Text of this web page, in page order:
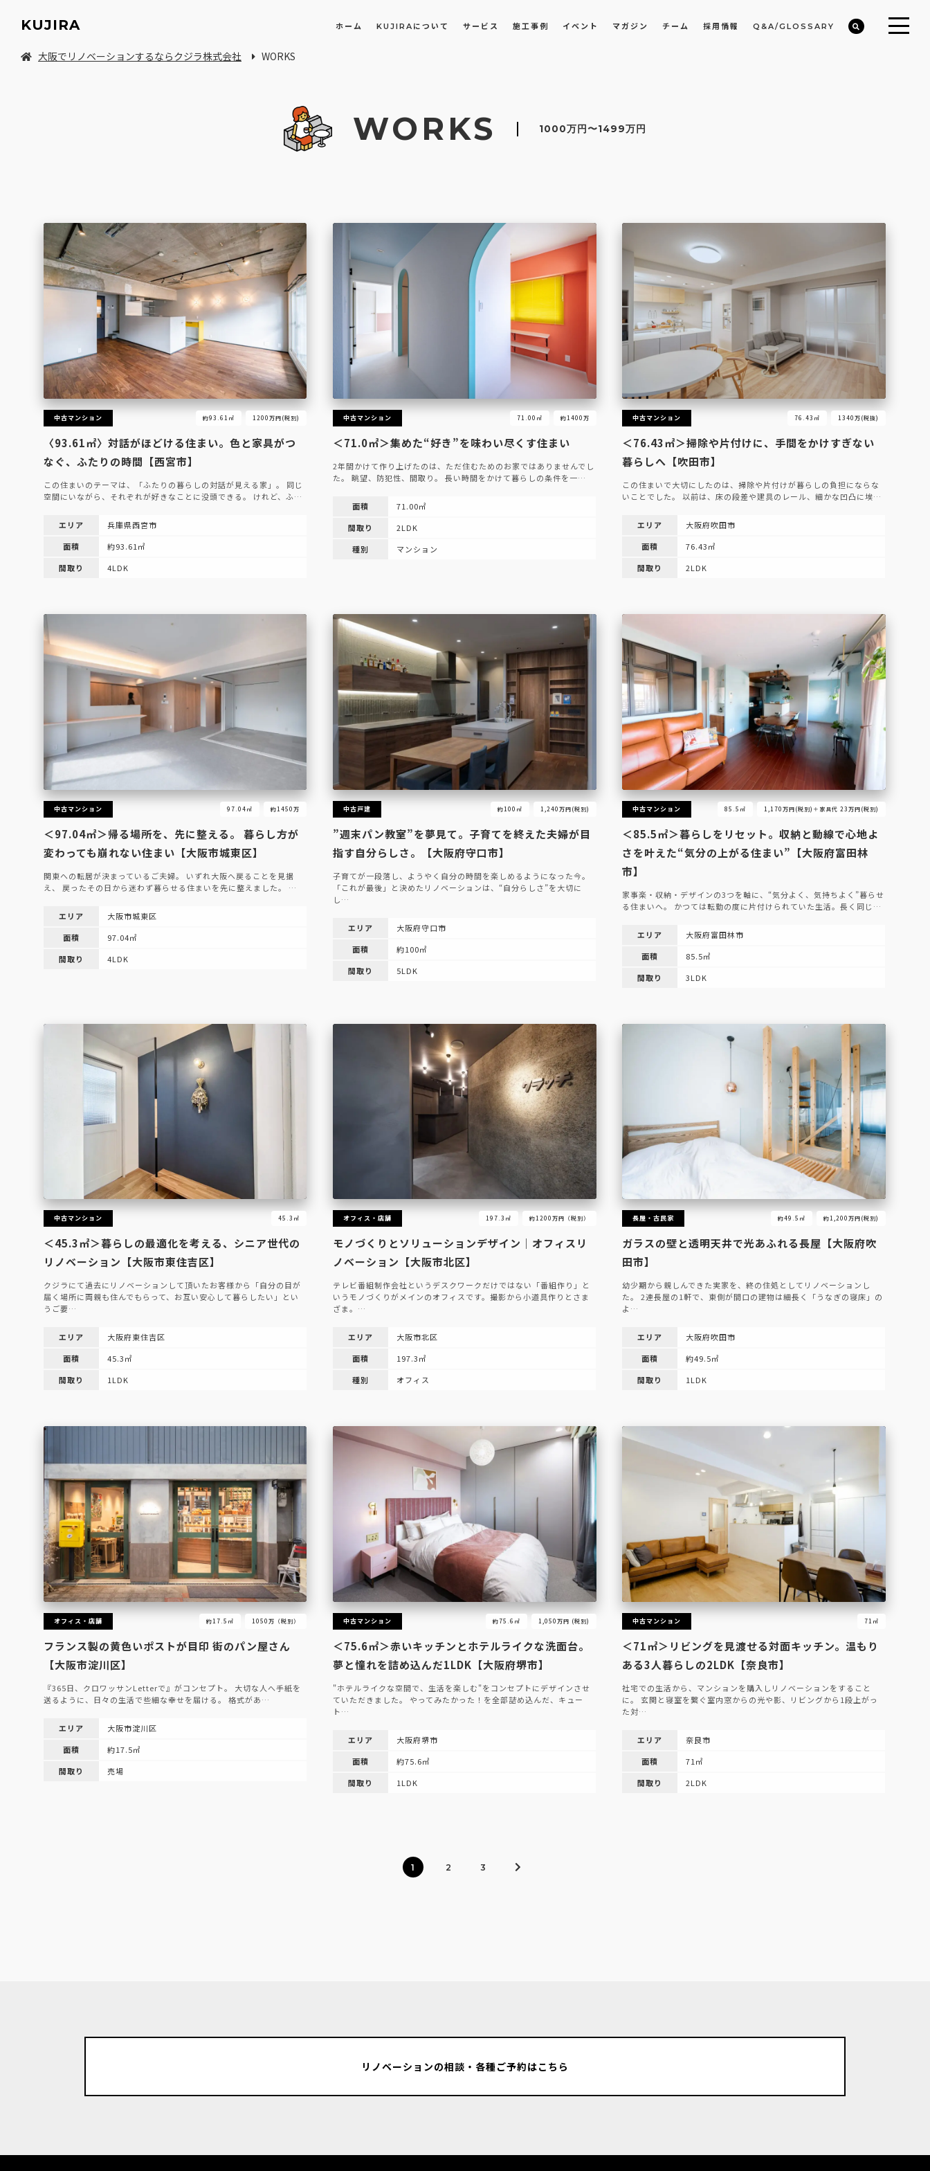
KUJIRA ホーム KUJIRAについて サービス 施工事例 イベント マガジン チーム 採用情報 Q&A/GLOSSARY
大阪でリノベーションするならクジラ株式会社 WORKS
WORKS 1000万円〜1499万円
中古マンション 約93.61㎡ 1200万円(税別)
〈93.61㎡〉対話がほどける住まい。色と家具がつ
なぐ、ふたりの時間【西宮市】
この住まいのテーマは、「ふたりの暮らしの対話が見える家」。 同じ
空間にいながら、それぞれが好きなことに没頭できる。 けれど、ふ…
エリア
兵庫県西宮市
面積
約93.61㎡
間取り
4LDK
中古マンション 71.00㎡ 約1400万
＜71.0㎡＞集めた“好き”を味わい尽くす住まい
2年間かけて作り上げたのは、ただ住むためのお家ではありませんでし
た。 眺望、防犯性、間取り。 長い時間をかけて暮らしの条件を一…
面積
71.00㎡
間取り
2LDK
種別
マンション
中古マンション 76.43㎡ 1340万(税抜)
＜76.43㎡＞掃除や片付けに、手間をかけすぎない
暮らしへ【吹田市】
この住まいで大切にしたのは、掃除や片付けが暮らしの負担にならな
いことでした。 以前は、床の段差や建具のレール、細かな凹凸に埃…
エリア
大阪府吹田市
面積
76.43㎡
間取り
2LDK
中古マンション 97.04㎡ 約1450万
＜97.04㎡＞帰る場所を、先に整える。 暮らし方が
変わっても崩れない住まい【大阪市城東区】
関東への転居が決まっているご夫婦。 いずれ大阪へ戻ることを見据
え、 戻ったその日から迷わず暮らせる住まいを先に整えました。 …
エリア
大阪市城東区
面積
97.04㎡
間取り
4LDK
中古戸建 約100㎡ 1,240万円(税別)
”週末パン教室”を夢見て。子育てを終えた夫婦が目
指す自分らしさ。【大阪府守口市】
子育てが一段落し、ようやく自分の時間を楽しめるようになった今。
「これが最後」と決めたリノベーションは、“自分らしさ”を大切に
し…
エリア
大阪府守口市
面積
約100㎡
間取り
5LDK
中古マンション 85.5㎡ 1,170万円(税別)＋家具代 23万円(税別)
＜85.5㎡＞暮らしをリセット。収納と動線で心地よ
さを叶えた“気分の上がる住まい”【大阪府富田林
市】
家事楽・収納・デザインの3つを軸に、“気分よく、気持ちよく”暮らせ
る住まいへ。 かつては転勤の度に片付けられていた生活。長く同じ…
エリア
大阪府富田林市
面積
85.5㎡
間取り
3LDK
中古マンション 45.3㎡
＜45.3㎡＞暮らしの最適化を考える、シニア世代の
リノベーション【大阪市東住吉区】
クジラにて過去にリノベーションして頂いたお客様から「自分の目が
届く場所に両親も住んでもらって、お互い安心して暮らしたい」とい
うご要…
エリア
大阪府東住吉区
面積
45.3㎡
間取り
1LDK
オフィス・店舗 197.3㎡ 約1200万円（税別）
モノづくりとソリューションデザイン｜オフィスリ
ノベーション【大阪市北区】
テレビ番組制作会社というデスクワークだけではない「番組作り」と
いうモノづくりがメインのオフィスです。撮影から小道具作りとさま
ざま。…
エリア
大阪市北区
面積
197.3㎡
種別
オフィス
長屋・古民家 約49.5㎡ 約1,200万円(税別)
ガラスの壁と透明天井で光あふれる長屋【大阪府吹
田市】
幼少期から親しんできた実家を、終の住処としてリノベーションし
た。 2連長屋の1軒で、東側が間口の建物は細長く「うなぎの寝床」の
よ…
エリア
大阪府吹田市
面積
約49.5㎡
間取り
1LDK
オフィス・店舗 約17.5㎡ 1050万（税別）
フランス製の黄色いポストが目印 街のパン屋さん
【大阪市淀川区】
『365日、クロワッサンLetterで』がコンセプト。 大切な人へ手紙を
送るように、日々の生活で些細な幸せを届ける。 格式があ…
エリア
大阪市淀川区
面積
約17.5㎡
間取り
売場
中古マンション 約75.6㎡ 1,050万円 (税別)
＜75.6㎡＞赤いキッチンとホテルライクな洗面台。
夢と憧れを詰め込んだ1LDK【大阪府堺市】
"ホテルライクな空間で、生活を楽しむ"をコンセプトにデザインさせ
ていただきました。 やってみたかった！を全部詰め込んだ、キュー
ト…
エリア
大阪府堺市
面積
約75.6㎡
間取り
1LDK
中古マンション 71㎡
＜71㎡＞リビングを見渡せる対面キッチン。温もり
ある3人暮らしの2LDK【奈良市】
社宅での生活から、マンションを購入しリノベーションをすること
に。 玄関と寝室を繋ぐ室内窓からの光や影、リビングから1段上がっ
た対…
エリア
奈良市
面積
71㎡
間取り
2LDK
1 2 3
リノベーションの相談・各種ご予約はこちら